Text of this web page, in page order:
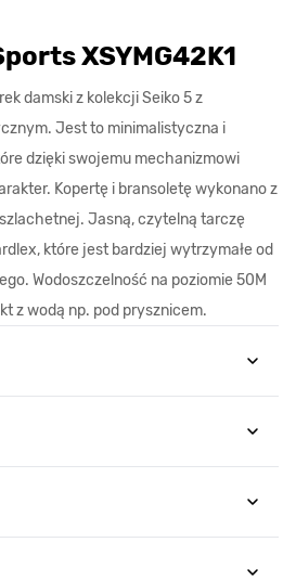
XSYMG42K1
damski z kolekcji Seiko 5 z
Jest to minimalistyczna i
dzięki swojemu mechanizmowi
Kopertę i bransoletę wykonano z
Jasną, czytelną tarczę
które jest bardziej wytrzymałe od
Wodoszczelność na poziomie 50M
z wodą np. pod prysznicem.